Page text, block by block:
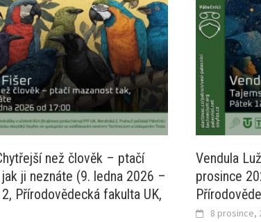
než člověk – ptačí
ji neznáte (9. ledna 2026 –
Přírodovědecká fakulta UK,
Vendula
prosince
8 prosince,